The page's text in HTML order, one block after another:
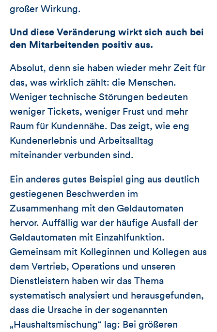
großer Wirkung.
Und diese Veränderung wirkt sich auch bei
den Mitarbeitenden positiv aus.
Absolut, denn sie haben wieder mehr Zeit für
das, was wirklich zählt: die Menschen.
Weniger technische Störungen bedeuten
weniger Tickets, weniger Frust und mehr
Raum für Kundennähe. Das zeigt, wie eng
Kundenerlebnis und Arbeitsalltag
miteinander verbunden sind.
Ein anderes gutes Beispiel ging aus deutlich
gestiegenen Beschwerden im
Zusammenhang mit den Geldautomaten
hervor. Auffällig war der häufige Ausfall der
Geldautomaten mit Einzahlfunktion.
Gemeinsam mit Kolleginnen und Kollegen aus
dem Vertrieb, Operations und unseren
Dienstleistern haben wir das Thema
systematisch analysiert und herausgefunden,
dass die Ursache in der sogenannten
„Haushaltsmischung“ lag: Bei größeren